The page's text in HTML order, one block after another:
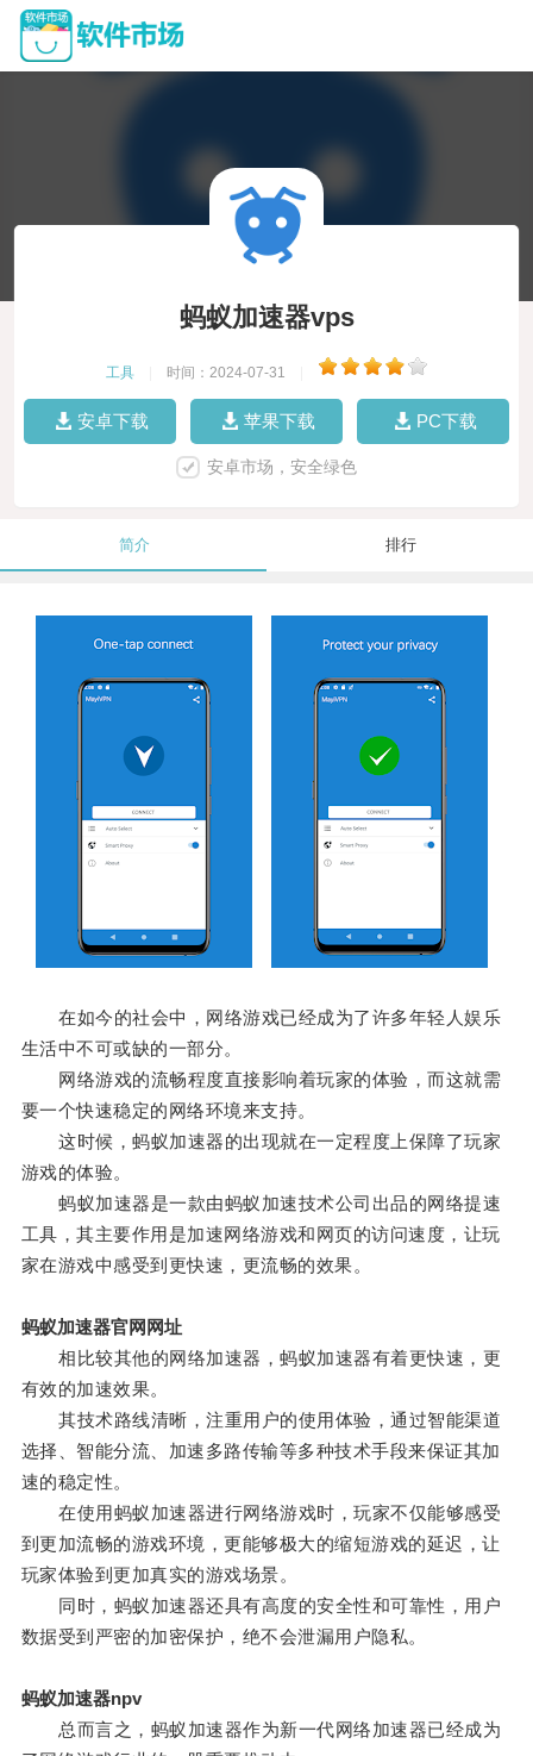
蚂蚁加速器vps
工具 时间：2024-07-31
安卓下载 苹果下载 PC下载
安卓市场，安全绿色
简介 排行
在如今的社会中，网络游戏已经成为了许多年轻人娱乐
生活中不可或缺的一部分。
网络游戏的流畅程度直接影响着玩家的体验，而这就需
要一个快速稳定的网络环境来支持。
这时候，蚂蚁加速器的出现就在一定程度上保障了玩家
游戏的体验。
蚂蚁加速器是一款由蚂蚁加速技术公司出品的网络提速
工具，其主要作用是加速网络游戏和网页的访问速度，让玩
家在游戏中感受到更快速，更流畅的效果。
蚂蚁加速器官网网址
相比较其他的网络加速器，蚂蚁加速器有着更快速，更
有效的加速效果。
其技术路线清晰，注重用户的使用体验，通过智能渠道
选择、智能分流、加速多路传输等多种技术手段来保证其加
速的稳定性。
在使用蚂蚁加速器进行网络游戏时，玩家不仅能够感受
到更加流畅的游戏环境，更能够极大的缩短游戏的延迟，让
玩家体验到更加真实的游戏场景。
同时，蚂蚁加速器还具有高度的安全性和可靠性，用户
数据受到严密的加密保护，绝不会泄漏用户隐私。
蚂蚁加速器npv
总而言之，蚂蚁加速器作为新一代网络加速器已经成为